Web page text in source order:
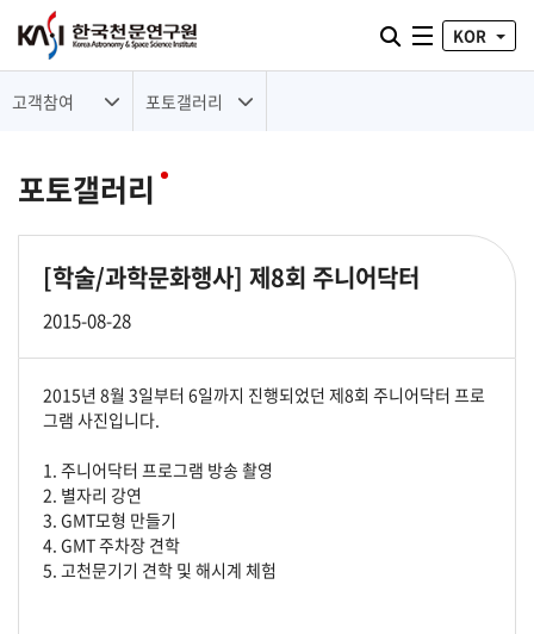
통합검색 열기
전체메뉴
KOR
고객참여 포토갤러리
포토갤러리
[학술/과학문화행사] 제8회 주니어닥터
2015-08-28
2015년 8월 3일부터 6일까지 진행되었던 제8회 주니어닥터 프로
그램 사진입니다.
1. 주니어닥터 프로그램 방송 촬영
2. 별자리 강연
3. GMT모형 만들기
4. GMT 주차장 견학
5. 고천문기기 견학 및 해시계 체험